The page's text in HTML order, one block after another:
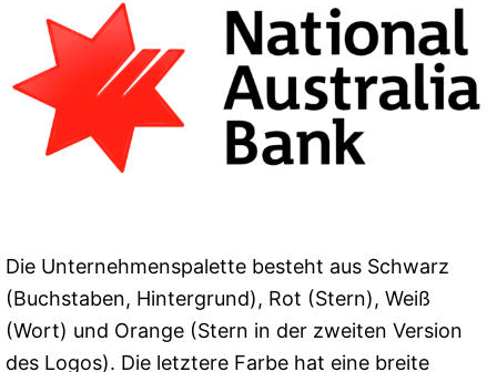
Die Unternehmenspalette besteht aus Schwarz
(Buchstaben, Hintergrund), Rot (Stern), Weiß
(Wort) und Orange (Stern in der zweiten Version
des Logos). Die letztere Farbe hat eine breite